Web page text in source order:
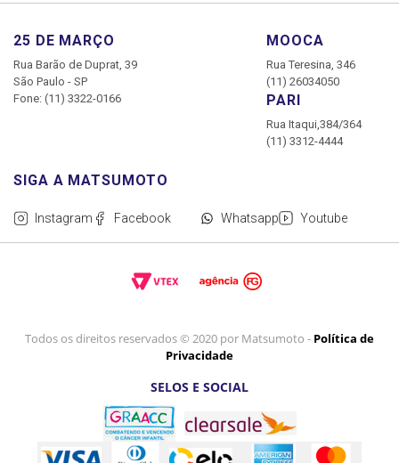
Instagram Facebook Whatsapp Youtube
25 DE MARÇO
Rua Barão de Duprat, 39
São Paulo - SP
Fone: (11) 3322-0166
MOOCA
Rua Teresina, 346
(11) 26034050
PARI
Rua Itaqui,384/364
(11) 3312-4444
SELOS E SOCIAL
Todos os direitos reservados © 2020 por Matsumoto - Política de
Privacidade